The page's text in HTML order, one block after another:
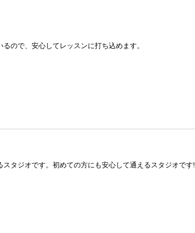
ので、安心してレッスンに打ち込めます。
タジオです。初めての方にも安心して通えるスタジオです!